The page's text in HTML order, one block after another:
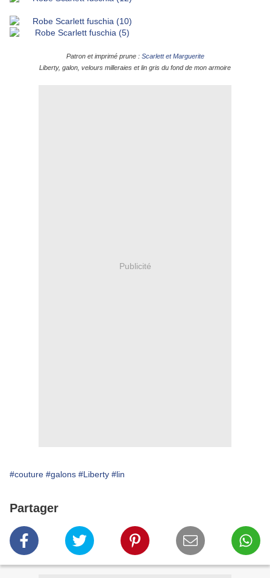
Patron et imprimé prune : Scarlett et Marguerite
Liberty, galon, velours milleraies et lin gris du fond de mon armoire
Publicité
#couture #galons #Liberty #lin
Partager